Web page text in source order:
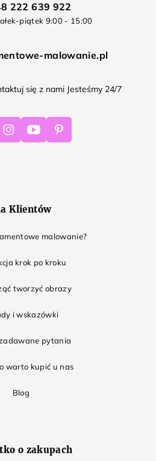
222 639 922
piątek 9:00 - 15:00
malowanie.pl
się z nami Jesteśmy 24/7
InstagramYoutube Pinterest
Klientów
malowanie?
krok po kroku
tworzyć obrazy
i wskazówki
pytania
warto kupić u nas
Blog
o zakupach